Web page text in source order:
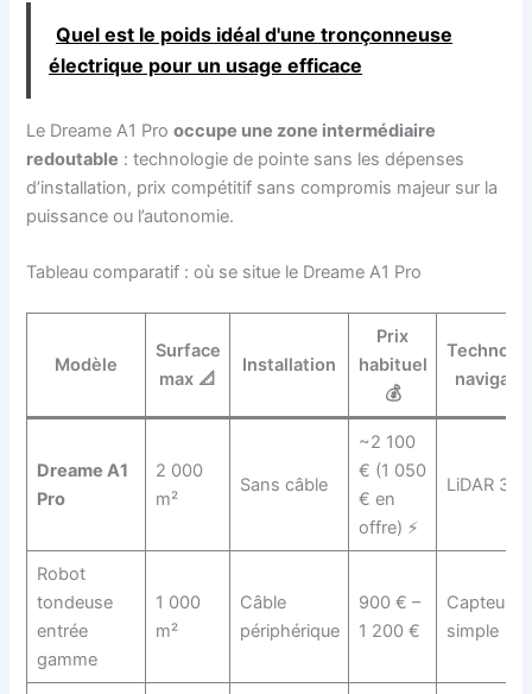
Quel est le poids idéal d'une tronçonneuse
électrique pour un usage efficace
Le Dreame A1 Prooccupe une zone intermédiaire
redoutable : technologie de pointe sans les dépenses
d’installation, prix compétitif sans compromis majeur sur la
puissance ou l’autonomie.
Tableau comparatif : où se situe le Dreame A1 Pro
Modèle
Surface
max 📐
Installation
Prix
habituel
💰
Dreame A1
Pro
2 000
m²
Sans câble
~2 100
€ (1 050
€ en
offre) ⚡
LiDAR 3D
Robot
tondeuse
entrée
gamme
1 000
m²
Câble
périphérique
900 € –
1 200 €
Capteurs
simple